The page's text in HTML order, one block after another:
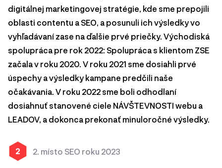
digitálnej marketingovej stratégie, kde sme prepojili
oblasti contentu a SEO, a posunuli ich výsledky vo
vyhľadávaní zase na ďalšie prvé priečky. Východiská
spolupráca pre rok 2022: Spolupráca s klientom ZSE
začala v roku 2020. V roku 2021 sme dosiahli prvé
úspechy a výsledky kampane predčili naše
očakávania. V roku 2022 sme boli odhodlaní
dosiahnuť stanovené ciele NÁVŠTEVNOSTI webu a
LEADOV, a dokonca prekonať minuloročné výsledky.
2 2. místo SEO roku 2023